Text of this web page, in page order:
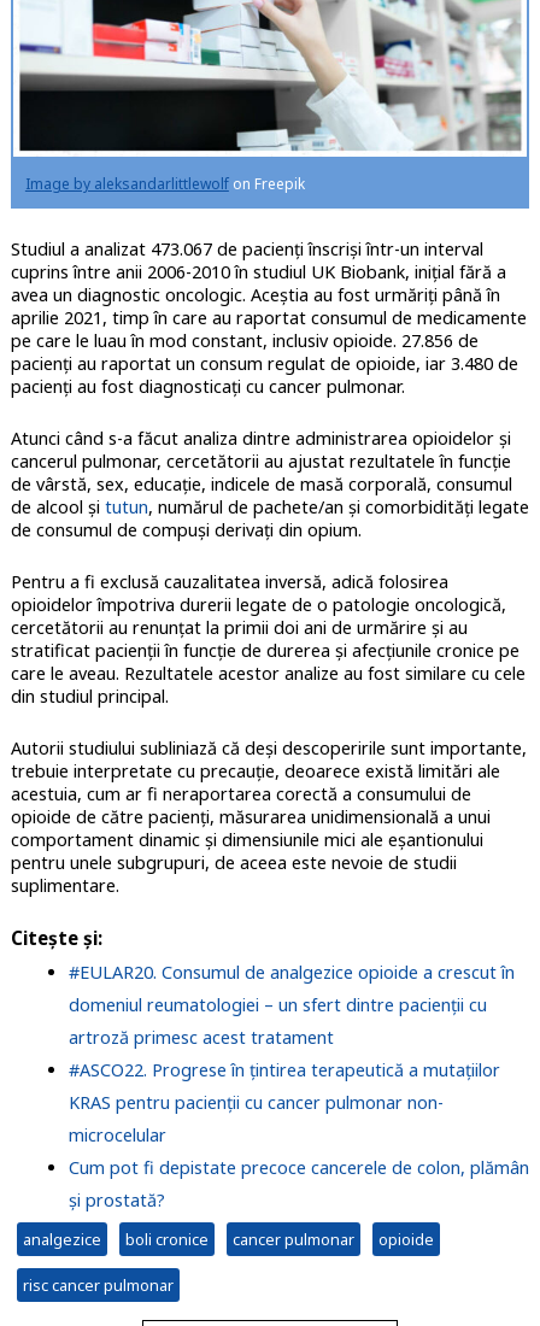
Image by aleksandarlittlewolfon Freepik
Studiul a analizat 473.067 de pacienți înscriși într-un interval
cuprins între anii 2006-2010 în studiul UK Biobank, inițial fără a
avea un diagnostic oncologic. Aceștia au fost urmăriți până în
aprilie 2021, timp în care au raportat consumul de medicamente
pe care le luau în mod constant, inclusiv opioide. 27.856 de
pacienți au raportat un consum regulat de opioide, iar 3.480 de
pacienți au fost diagnosticați cu cancer pulmonar.
Atunci când s-a făcut analiza dintre administrarea opioidelor și
cancerul pulmonar, cercetătorii au ajustat rezultatele în funcție
de vârstă, sex, educație, indicele de masă corporală, consumul
de alcool și tutun, numărul de pachete/an și comorbidități legate
de consumul de compuși derivați din opium.
Pentru a fi exclusă cauzalitatea inversă, adică folosirea
opioidelor împotriva durerii legate de o patologie oncologică,
cercetătorii au renunțat la primii doi ani de urmărire și au
stratificat pacienții în funcție de durerea și afecțiunile cronice pe
care le aveau. Rezultatele acestor analize au fost similare cu cele
din studiul principal.
Autorii studiului subliniază că deși descoperirile sunt importante,
trebuie interpretate cu precauție, deoarece există limitări ale
acestuia, cum ar fi neraportarea corectă a consumului de
opioide de către pacienți, măsurarea unidimensională a unui
comportament dinamic și dimensiunile mici ale eșantionului
pentru unele subgrupuri, de aceea este nevoie de studii
suplimentare.
Citește și:
#EULAR20. Consumul de analgezice opioide a crescut în
domeniul reumatologiei – un sfert dintre pacienții cu
artroză primesc acest tratament
#ASCO22. Progrese în ţintirea terapeutică a mutaţiilor
KRAS pentru pacienţii cu cancer pulmonar non-
microcelular
Cum pot fi depistate precoce cancerele de colon, plămân
și prostată?
analgezice boli cronice cancer pulmonar opioide
risc cancer pulmonar